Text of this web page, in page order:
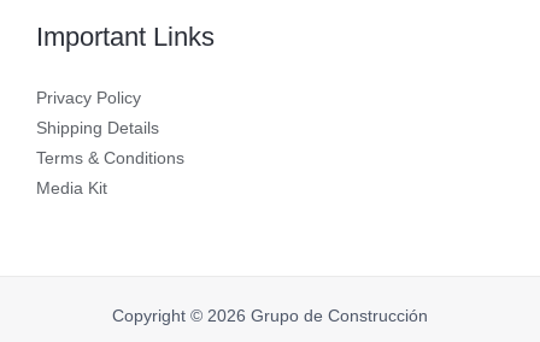
Important Links
Privacy Policy
Shipping Details
Terms & Conditions
Media Kit
Copyright © 2026 Grupo de Construcción